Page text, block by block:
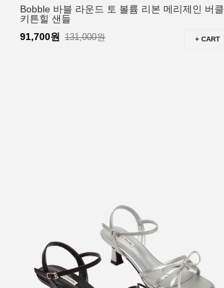
Bobble 바블 라운드 토 볼륨 리본 메리제인 버클
키튼힐 샌들
91,700원
131,000원 + CART